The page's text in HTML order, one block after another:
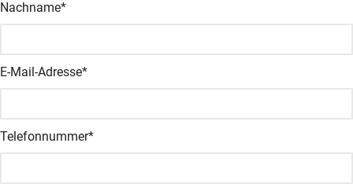
Nachname*
E-Mail-Adresse*
Telefonnummer*